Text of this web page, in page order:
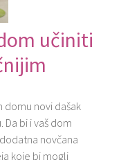
učiniti
domu novi dašak
Da bi i vaš dom
novčana
koje bi mogli